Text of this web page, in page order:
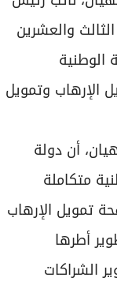
والعشرين
الوطنية
الإرهاب وتمويل
أن دولة
متكاملة
تمويل الإرهاب
أطرها
الشراكات